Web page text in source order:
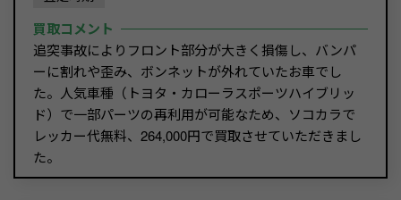
買取コメント
追突事故によりフロント部分が大きく損傷し、バンパ
ーに割れや歪み、ボンネットが外れていたお車でし
た。人気車種（トヨタ・カローラスポーツハイブリッ
ド）で一部パーツの再利用が可能なため、ソコカラで
レッカー代無料、264,000円で買取させていただきまし
た。